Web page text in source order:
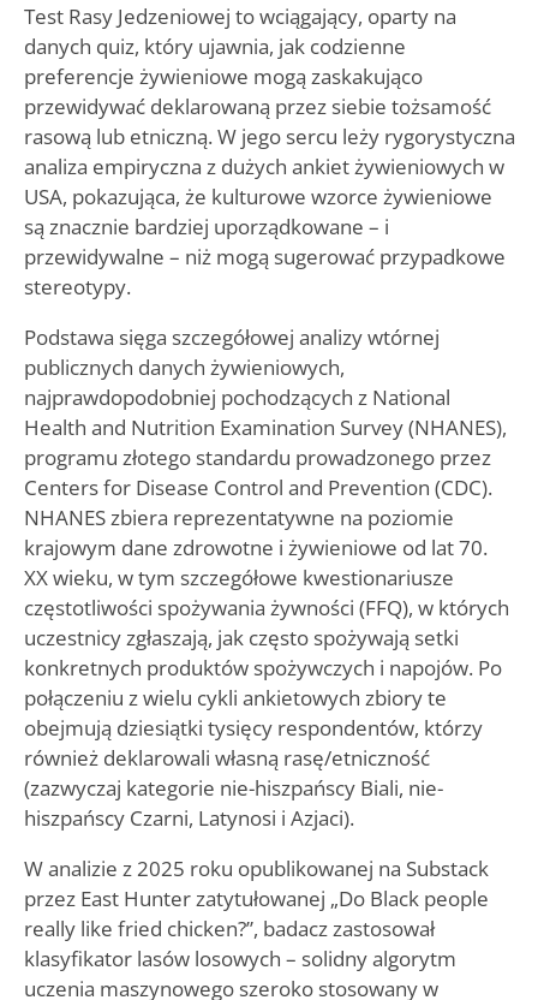
Test Rasy Jedzeniowej to wciągający, oparty na
danych quiz, który ujawnia, jak codzienne
preferencje żywieniowe mogą zaskakująco
przewidywać deklarowaną przez siebie tożsamość
rasową lub etniczną. W jego sercu leży rygorystyczna
analiza empiryczna z dużych ankiet żywieniowych w
USA, pokazująca, że kulturowe wzorce żywieniowe
są znacznie bardziej uporządkowane – i
przewidywalne – niż mogą sugerować przypadkowe
stereotypy.
Podstawa sięga szczegółowej analizy wtórnej
publicznych danych żywieniowych,
najprawdopodobniej pochodzących z National
Health and Nutrition Examination Survey (NHANES),
programu złotego standardu prowadzonego przez
Centers for Disease Control and Prevention (CDC).
NHANES zbiera reprezentatywne na poziomie
krajowym dane zdrowotne i żywieniowe od lat 70.
XX wieku, w tym szczegółowe kwestionariusze
częstotliwości spożywania żywności (FFQ), w których
uczestnicy zgłaszają, jak często spożywają setki
konkretnych produktów spożywczych i napojów. Po
połączeniu z wielu cykli ankietowych zbiory te
obejmują dziesiątki tysięcy respondentów, którzy
również deklarowali własną rasę/etniczność
(zazwyczaj kategorie nie-hiszpańscy Biali, nie-
hiszpańscy Czarni, Latynosi i Azjaci).
W analizie z 2025 roku opublikowanej na Substack
przez East Hunter zatytułowanej „Do Black people
really like fried chicken?”, badacz zastosował
klasyfikator lasów losowych – solidny algorytm
uczenia maszynowego szeroko stosowany w